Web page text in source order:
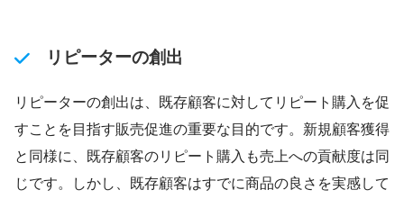
リピーターの創出
リピーターの創出は、既存顧客に対してリピート購入を促
すことを目指す販売促進の重要な目的です。新規顧客獲得
と同様に、既存顧客のリピート購入も売上への貢献度は同
じです。しかし、既存顧客はすでに商品の良さを実感して